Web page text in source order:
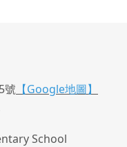
號 【Google地圖】
School